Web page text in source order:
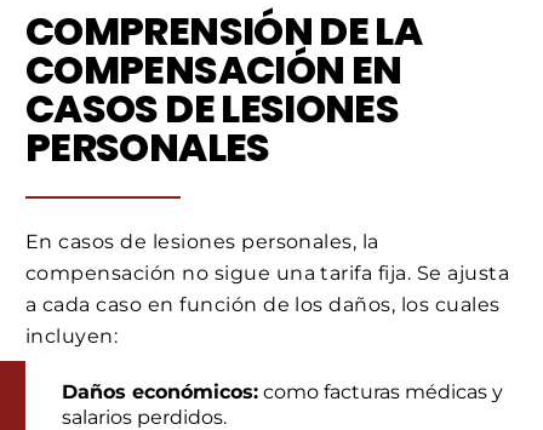
COMPRENSIÓN DE LA
COMPENSACIÓN EN
CASOS DE LESIONES
PERSONALES
En casos de lesiones personales, la
compensación no sigue una tarifa fija. Se ajusta
a cada caso en función de los daños, los cuales
incluyen:
Daños económicos: como facturas médicas y
salarios perdidos.